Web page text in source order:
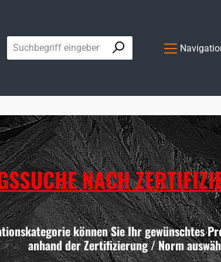
NACH
können Sie Ihr gewünschtes
anhand der Zertifizierung / Norm